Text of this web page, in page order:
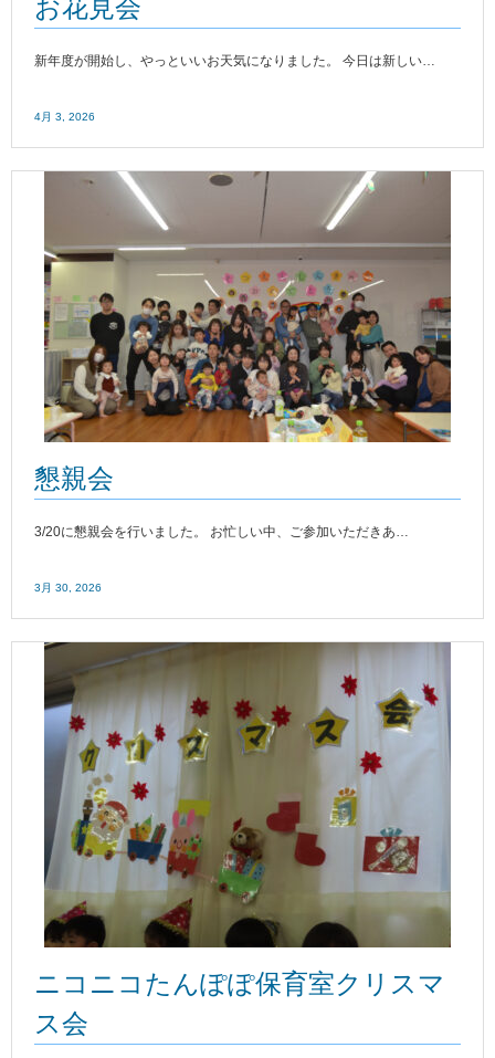
お花見会
新年度が開始し、やっといいお天気になりました。 今日は新しい…
4月 3, 2026
懇親会
3/20に懇親会を行いました。 お忙しい中、ご参加いただきあ…
3月 30, 2026
ニコニコたんぽぽ保育室クリスマ
ス会